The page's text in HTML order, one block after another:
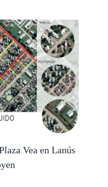
Vea en Lanús